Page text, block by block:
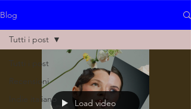
Blog
Tutti i post
Recensioni
Indie italiano
Tutti i post
Load video